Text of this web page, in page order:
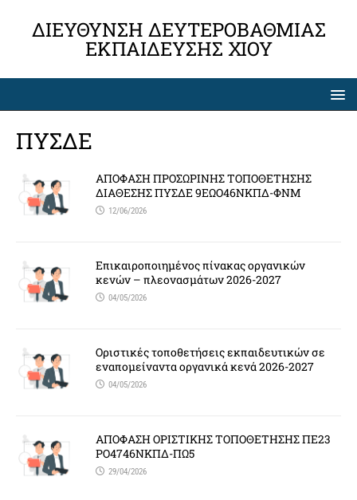
ΔΙΕΎΘΥΝΣΗ ΔΕΥΤΕΡΟΒΆΘΜΙΑΣ
ΕΚΠΑΊΔΕΥΣΗΣ ΧΊΟΥ
ΠΥΣΔΕ
ΑΠΟΦΑΣΗ ΠΡΟΣΩΡΙΝΗΣ ΤΟΠΟΘΕΤΗΣΗΣ
ΔΙΑΘΕΣΗΣ ΠΥΣΔΕ 9ΕΩΟ46ΝΚΠΔ-ΦΝΜ
12/06/2026
Επικαιροποιημένος πίνακας οργανικών
κενών – πλεονασμάτων 2026-2027
04/05/2026
Οριστικές τοποθετήσεις εκπαιδευτικών σε
εναπομείναντα οργανικά κενά 2026-2027
04/05/2026
ΑΠΟΦΑΣΗ ΟΡΙΣΤΙΚΗΣ ΤΟΠΟΘΕΤΗΣΗΣ ΠΕ23
ΡΟ4746ΝΚΠΔ-ΠΩ5
29/04/2026